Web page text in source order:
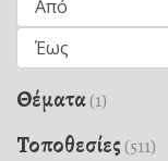
Θέματα(1)
Τοποθεσίες (511)